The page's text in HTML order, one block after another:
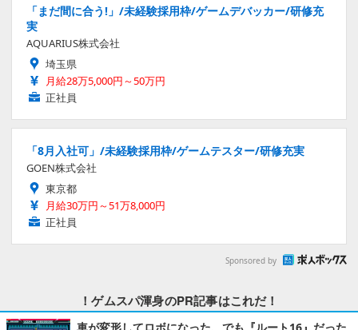
「まだ間に合う!」/未経験採用枠/ゲームデバッカー/研修充
実
AQUARIUS株式会社
埼玉県
月給28万5,000円～50万円
正社員
「8月入社可」/未経験採用枠/ゲームテスター/研修充実
GOEN株式会社
東京都
月給30万円～51万8,000円
正社員
Sponsored by
！ゲムスパ渾身のPR記事はこれだ！